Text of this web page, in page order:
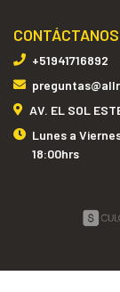
CONTÁCTANOS
+51941716892
AV. EL SOL
Lunes a
18:00hrs